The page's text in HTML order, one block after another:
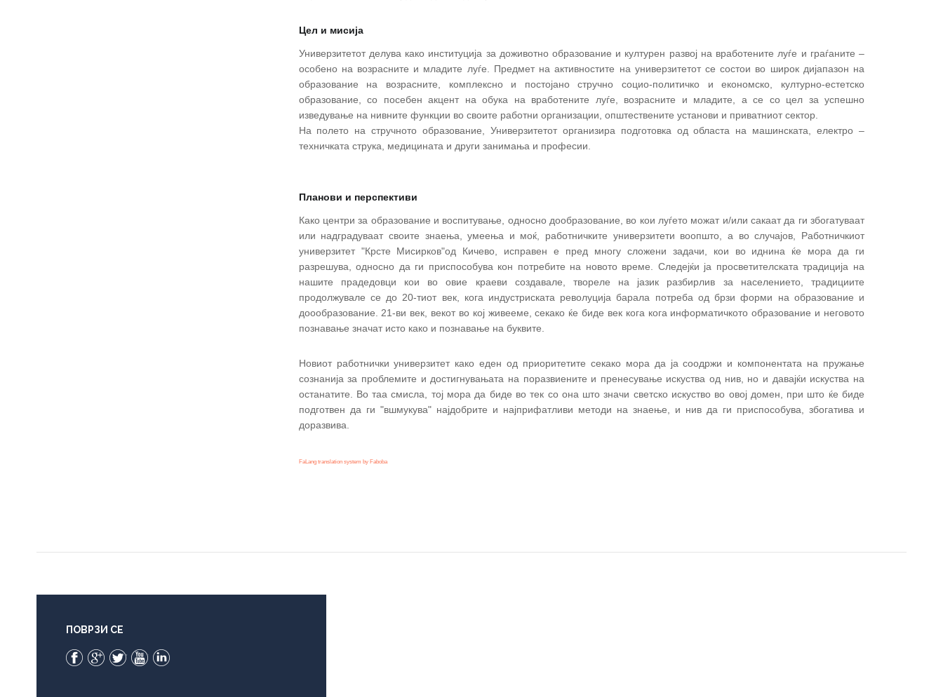
Цел и мисија
Универзитетот делува како институција за доживотно образование и културен развој на вработените луѓе и граѓаните –
особено на возрасните и младите луѓе. Предмет на активностите на универзитетот се состои во широк дијапазон на
образование на возрасните, комплексно и постојано стручно социо-политичко и економско, културно-естетско
образование, со посебен акцент на обука на вработените луѓе, возрасните и младите, а се со цел за успешно
изведување на нивните функции во своите работни организации, општествените установи и приватниот сектор.
На полето на стручното образование, Универзитетот организира подготовка од областа на машинската, електро –
техничката струка, медицината и други занимања и професии.
Планови и перспективи
Како центри за образование и воспитување, односно дообразование, во кои луѓето можат и/или сакаат да ги збогатуваат
или надградуваат своите знаења, умеења и моќ, работничките универзитети воопшто, а во случајов, Работничкиот
универзитет "Крсте Мисирков"од Кичево, исправен е пред многу сложени задачи, кои во иднина ќе мора да ги
разрешува, односно да ги приспособува кон потребите на новото време. Следејќи ја просветителската традиција на
нашите прадедовци кои во овие краеви создавале, твореле на јазик разбирлив за населението, традициите
продолжувале се до 20-тиот век, кога индустриската револуција барала потреба од брзи форми на образование и
доообразование. 21-ви век, векот во кој живееме, секако ќе биде век кога кога информатичкото образование и неговото
познавање значат исто како и познавање на буквите.
Новиот работнички универзитет како еден од приоритетите секако мора да ја соодржи и компонентата на пружање
сознанија за проблемите и достигнувањата на поразвиените и пренесување искуства од нив, но и давајќи искуства на
останатите. Во таа смисла, тој мора да биде во тек со она што значи светско искуство во овој домен, при што ќе биде
подготвен да ги "вшмукува" најдобрите и најприфатливи методи на знаење, и нив да ги приспособува, збогатива и
доразвива.
FaLang translation system by Faboba
ПОВРЗИ СЕ
Facebook
Google+
TwitterYouTube